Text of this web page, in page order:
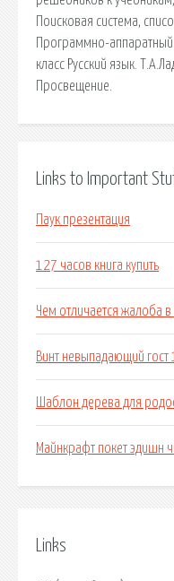
Поисковая сиcтема,
Программно-
класс Русский язык.
Просвещение.
Links to Important
Паук презентация
127 часов книга купить
Чем отличается жалоба
Винт невыпадающий
Шаблон дерева для
Майнкрафт покет эдишн
Links